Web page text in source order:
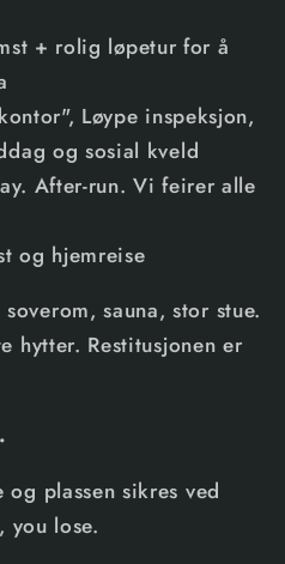
+ rolig løpetur for å
Løype inspeksjon,
og sosial kveld
After-run. Vi feirer alle
og hjemreise
soverom, sauna, stor stue.
hytter. Restitusjonen er
plassen sikres ved
you lose.